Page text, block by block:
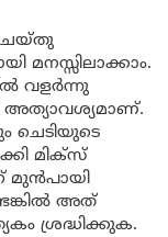
മനസ്സിലാക്കാം.
വളർന്നു
ചെടിയുടെ
മിക്സ്
മുൻപായി
അത്
ശ്രദ്ധിക്കുക.